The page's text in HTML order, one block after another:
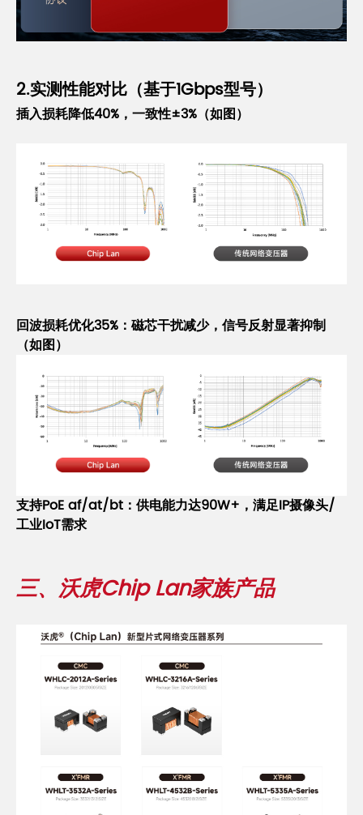
2.实测性能对比（基于1Gbps型号）
插入损耗降低40%，一致性±3%（如图）
回波损耗优化35%：磁芯干扰减少，信号反射显著抑制
（如图）
支持PoEaf/at/bt ：供电能力达90W+，满足IP摄像头/
工业IoT需求
三、沃虎Chip Lan家族产品